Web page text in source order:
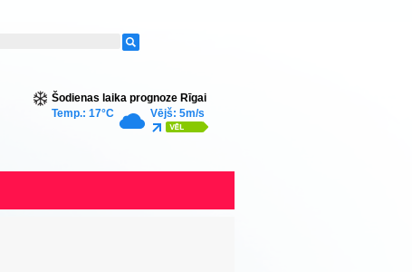
Šodienas laika prognoze Rīgai
Temp.: 17°C
Vējš: 5m/s